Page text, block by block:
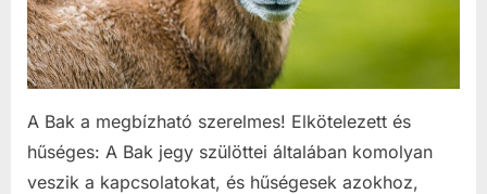
A Bak a megbízható szerelmes! Elkötelezett és
hűséges: A Bak jegy szülöttei általában komolyan
veszik a kapcsolatokat, és hűségesek azokhoz,